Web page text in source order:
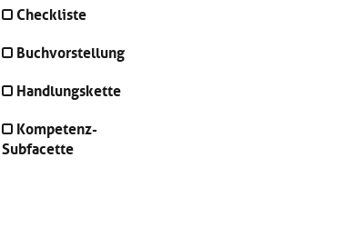
Checkliste
Buchvorstellung
Handlungskette
Kompetenz-
Subfacette